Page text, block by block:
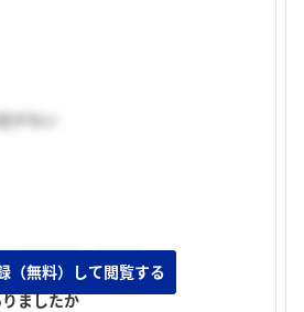
がない
の内定があったため。
ましたか
（無料）して閲覧する